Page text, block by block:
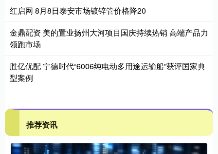
红启网 8月8日泰安市场镀锌管价格降20
金鼎配资 美的置业扬州大河项目国庆持续热销 高端产品力
领跑市场
胜亿优配 宁德时代“6006纯电动多用途运输船”获评国家典
型案例
推荐资讯